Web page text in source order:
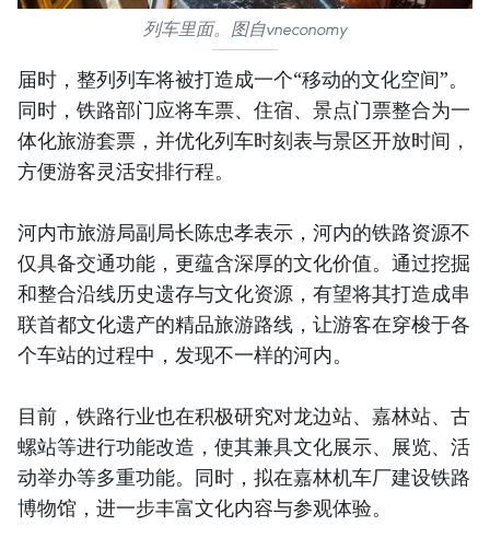
列车里面。图自vneconomy
届时，整列列车将被打造成一个“移动的文化空间”。
同时，铁路部门应将车票、住宿、景点门票整合为一
体化旅游套票，并优化列车时刻表与景区开放时间，
方便游客灵活安排行程。
河内市旅游局副局长陈忠孝表示，河内的铁路资源不
仅具备交通功能，更蕴含深厚的文化价值。通过挖掘
和整合沿线历史遗存与文化资源，有望将其打造成串
联首都文化遗产的精品旅游路线，让游客在穿梭于各
个车站的过程中，发现不一样的河内。
目前，铁路行业也在积极研究对龙边站、嘉林站、古
螺站等进行功能改造，使其兼具文化展示、展览、活
动举办等多重功能。同时，拟在嘉林机车厂建设铁路
博物馆，进一步丰富文化内容与参观体验。